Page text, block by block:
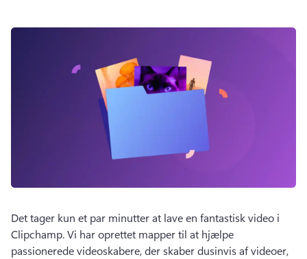
Det tager kun et par minutter at lave en fantastisk video i
Clipchamp. Vi har oprettet mapper til at hjælpe
passionerede videoskabere, der skaber dusinvis af videoer,